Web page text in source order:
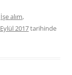
İşe alım,
2017tarihinde